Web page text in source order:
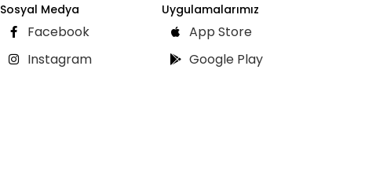
Sosyal Medya
Facebook
Instagram
Uygulamalarımız
App Store
Google Play